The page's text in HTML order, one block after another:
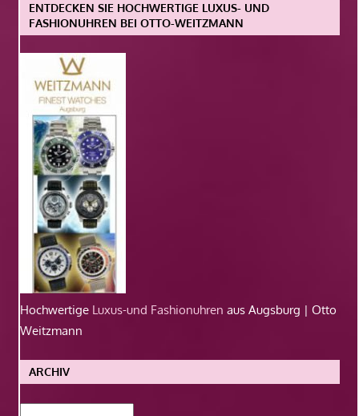
ENTDECKEN SIE HOCHWERTIGE LUXUS- UND
FASHIONUHREN BEI OTTO-WEITZMANN
Hochwertige Luxus-und Fashionuhren aus Augsburg | Otto
Weitzmann
ARCHIV